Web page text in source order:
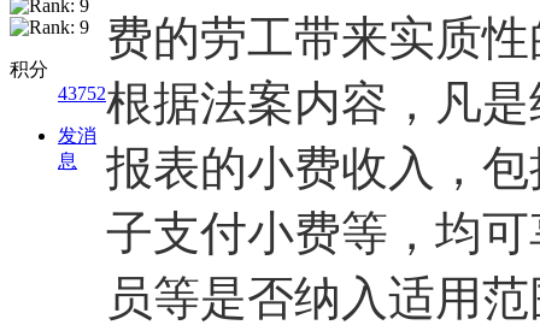
积分
43752
发消
息
费的劳工带来实质
根据法案内容，凡
报表的小费收入，
子支付小费等，均
员等是否纳入适用